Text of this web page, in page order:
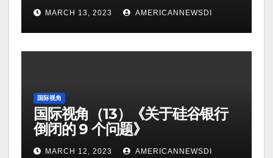
MARCH 13, 2023 AMERICANNEWSDI
国际视角
国际视角（13）《关于硅谷银行
倒闭的 9 个问题》
MARCH 12, 2023 AMERICANNEWSDI